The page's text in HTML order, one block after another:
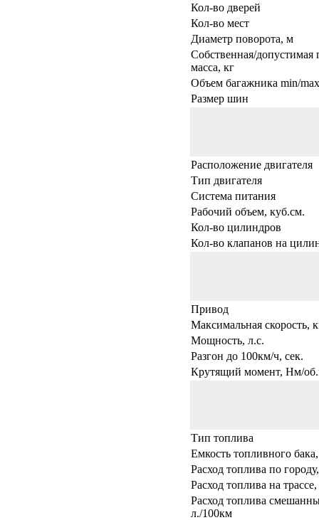
Кол-во дверей
Кол-во мест
Диаметр поворота, м
Собственная/допустимая
масса, кг
Объем багажника min/
Размер шин
Расположение двигателя
Тип двигателя
Система питания
Рабочий объем, куб.см.
Кол-во цилиндров
Кол-во клапанов на
Привод
Максимальная скорость,
Мощность, л.с.
Разгон до 100км/ч, сек.
Крутящий момент, Нм/
Тип топлива
Емкость топливного
Расход топлива по
Расход топлива на
Расход топлива
л./100км